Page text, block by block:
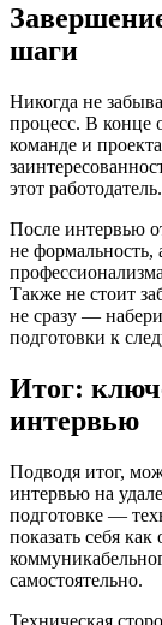
шаги
Никогда не
процесс. В конце
команде и
этот работодатель.
После интервью
не формальность,
Также не стоит
не сразу —
подготовки к
Итог:
интервью
Подводя итог,
интервью на
подготовке —
показать себя
самостоятельно.
Техническая